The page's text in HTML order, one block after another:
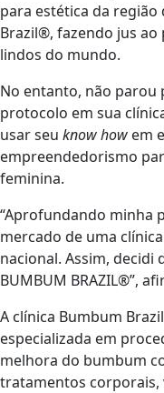
para estética da
Brazil®, fazendo jus ao
lindos do mundo.
No entanto, não parou
protocolo em sua
usar seu know how em
empreendedorismo
feminina.
“Aprofundando minha
mercado de uma
nacional. Assim, decidi
BUMBUM BRAZIL®”,
A clínica Bumbum
especializada em
melhora do bumbum
tratamentos corporais,